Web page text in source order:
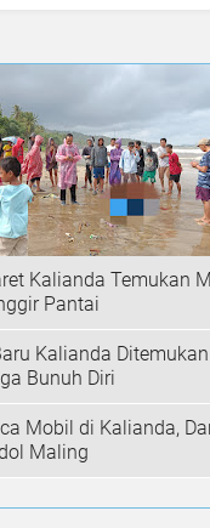
Kalianda Temukan
Pantai
Kalianda
Bunuh Diri
Mobil di Kalianda,
Maling